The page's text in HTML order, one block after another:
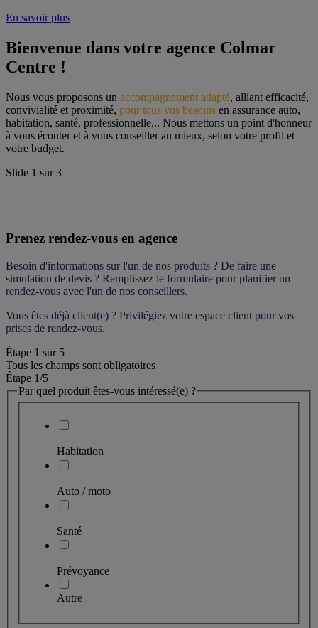
En savoir plus
Bienvenue dans votre agence Colmar
Centre !
Nous vous proposons un accompagnement adapté, alliant efficacité,
convivialité et proximité, pour tous vos besoins en assurance auto,
habitation, santé, professionnelle... Nous mettons un point d'honneur
à vous écouter et à vous conseiller au mieux, selon votre profil et
votre budget.
Slide 1 sur3
Prenez rendez-vous en agence
Besoin d'informations sur l'un de nos produits ? De faire une
simulation de devis ? Remplissez le formulaire pour planifier un
rendez-vous avec l'un de nos conseillers.
Vous êtes déjà client(e) ? Privilégiez votre espace client pour vos
prises de rendez-vous.
Étape 1 sur 5
Tous les champs sont obligatoires
Étape 1/5
Par quel produit êtes-vous intéressé(e) ?
Habitation
Auto / moto
Santé
Prévoyance
Autre